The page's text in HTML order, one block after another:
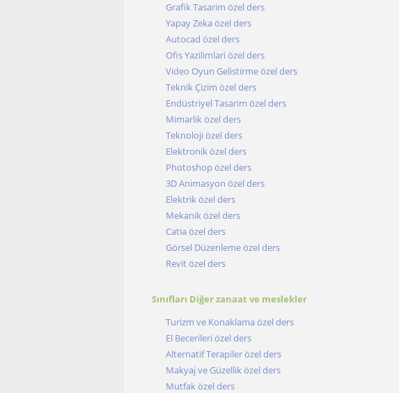
Grafik Tasarim özel ders
Yapay Zeka özel ders
Autocad özel ders
Ofis Yazilimlari özel ders
Video Oyun Gelistirme özel ders
Teknik Çizim özel ders
Endüstriyel Tasarim özel ders
Mimarlik özel ders
Teknoloji özel ders
Elektronik özel ders
Photoshop özel ders
3D Animasyon özel ders
Elektrik özel ders
Mekanik özel ders
Catia özel ders
Görsel Düzenleme özel ders
Revit özel ders
Sınıfları Diğer zanaat ve meslekler
Turizm ve Konaklama özel ders
El Becerileri özel ders
Alternatif Terapiler özel ders
Makyaj ve Güzellik özel ders
Mutfak özel ders